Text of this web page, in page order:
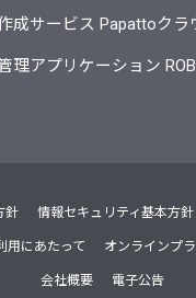
成サービス Papattoクラ
理アプリケーション
針 情報セキュリティ基本方針
用にあたって オンラインプ
会社概要 電子公告